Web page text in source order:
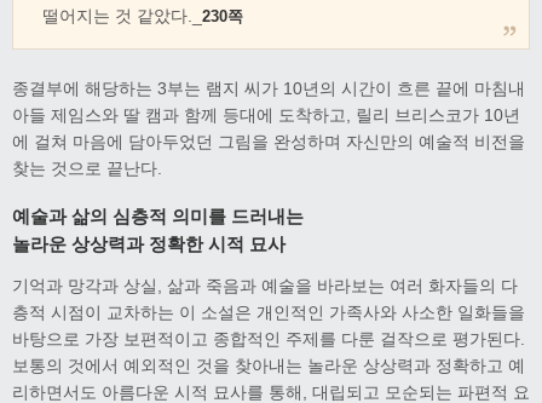
떨어지는 것 같았다._ 230쪽
종결부에 해당하는 3부는 램지 씨가 10년의 시간이 흐른 끝에 마침내
아들 제임스와 딸 캠과 함께 등대에 도착하고, 릴리 브리스코가 10년
에 걸쳐 마음에 담아두었던 그림을 완성하며 자신만의 예술적 비전을
찾는 것으로 끝난다.
예술과 삶의 심층적 의미를 드러내는
놀라운 상상력과 정확한 시적 묘사
기억과 망각과 상실, 삶과 죽음과 예술을 바라보는 여러 화자들의 다
층적 시점이 교차하는 이 소설은 개인적인 가족사와 사소한 일화들을
바탕으로 가장 보편적이고 종합적인 주제를 다룬 걸작으로 평가된다.
보통의 것에서 예외적인 것을 찾아내는 놀라운 상상력과 정확하고 예
리하면서도 아름다운 시적 묘사를 통해, 대립되고 모순되는 파편적 요